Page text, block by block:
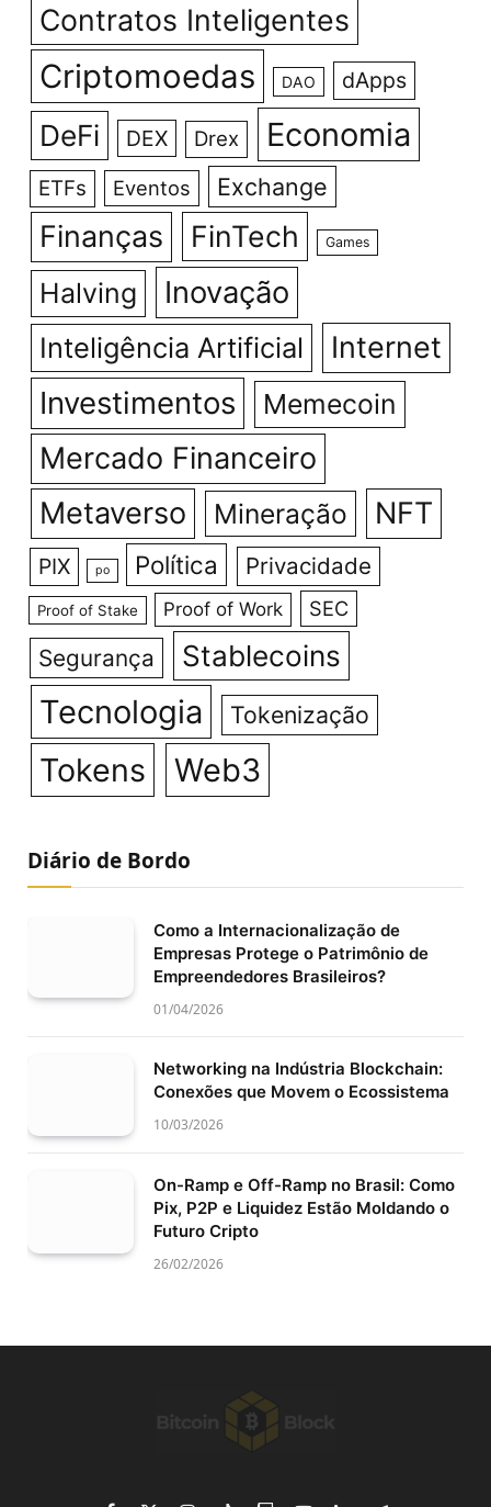
Contratos Inteligentes
Criptomoedas DAO dApps
DeFi DEX Drex Economia
ETFs Eventos Exchange
Finanças FinTech Games
Halving Inovação
Inteligência Artificial Internet
Investimentos Memecoin
Mercado Financeiro
Metaverso
Mineração NFT
PIX po Política Privacidade
Proof of Stake Proof of Work SEC
Segurança Stablecoins
Tecnologia Tokenização
Tokens Web3
Diário de Bordo
Como a Internacionalização de
Empresas Protege o Patrimônio de
Empreendedores Brasileiros?
01/04/2026
Networking na Indústria Blockchain:
Conexões que Movem o Ecossistema
10/03/2026
On-Ramp e Off-Ramp no Brasil: Como
Pix, P2P e Liquidez Estão Moldando o
Futuro Cripto
26/02/2026